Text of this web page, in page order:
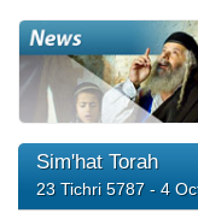
Sim'hat Torah
23 Tichri 5787 - 4